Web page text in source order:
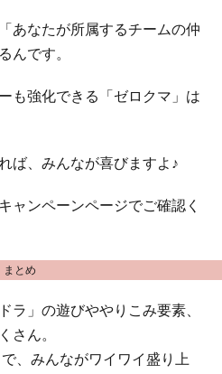
あなたが所属するチームの仲
んです。
も強化できる「ゼロクマ」は
ば、みんなが喜びますよ♪
ャンペーンページでご確認く
まとめ
ラ」の遊びややりこみ要素、
さん。
、みんながワイワイ盛り上